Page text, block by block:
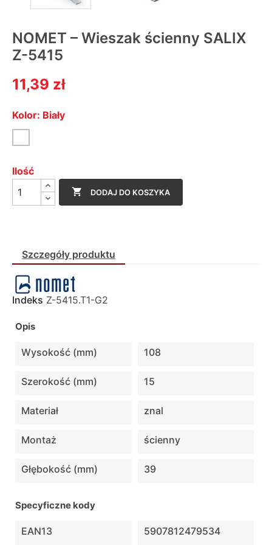
NOMET – Wieszak ścienny SALIX
Z-5415
11,39 zł
Kolor: Biały
Biały
Ilość
 DODAJ DO KOSZYKA
Szczegóły produktu
Indeks Z-5415.T1-G2
Opis
Wysokość (mm) 108
Szerokość (mm) 15
Materiał znal
Montaż ścienny
Głębokość (mm) 39
Specyficzne kody
EAN13 5907812479534